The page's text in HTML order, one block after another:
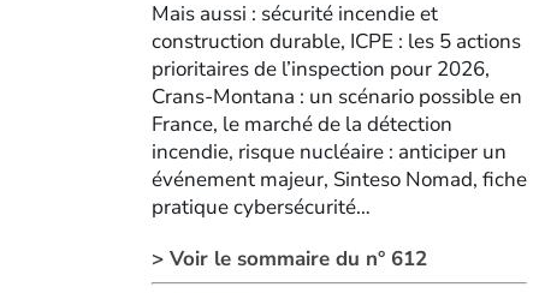
Mais aussi : sécurité incendie et
construction durable, ICPE : les 5 actions
prioritaires de l’inspection pour 2026,
Crans-Montana : un scénario possible en
France, le marché de la détection
incendie, risque nucléaire : anticiper un
événement majeur, Sinteso Nomad, fiche
pratique cybersécurité…
> Voir le sommaire du n° 612